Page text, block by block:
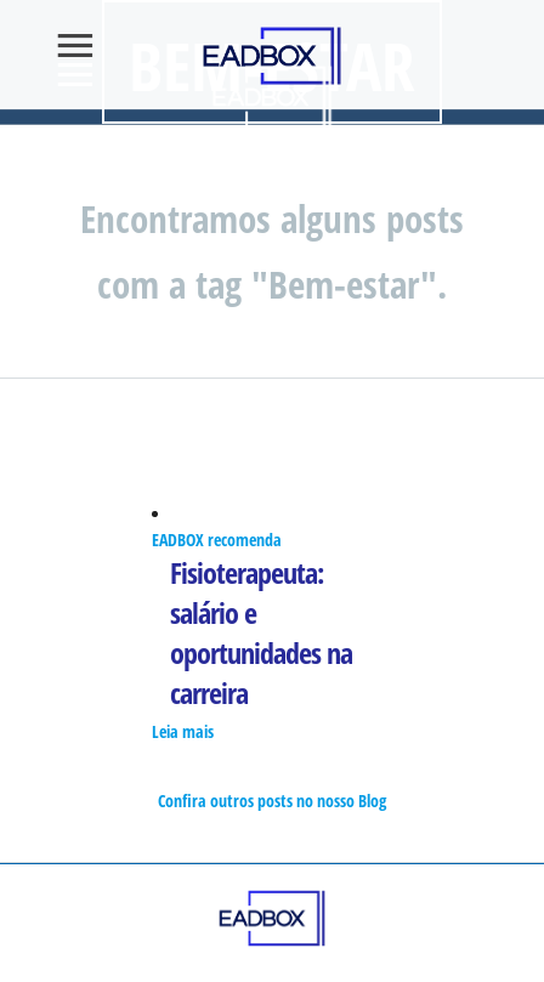
BEM-ESTAR
Encontramos alguns posts
com a tag "Bem-estar".
EADBOX recomenda
Fisioterapeuta:
salário e
oportunidades na
carreira
Leia mais
Confira outros posts no nosso Blog